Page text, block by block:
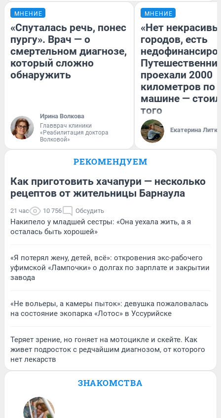
МНЕНИЕ
«Спуталась речь, понес
пургу». Врач — о
смертельном диагнозе,
который сложно
обнаружить
Ирина Волкова
Главврач клиники
«Реабилитация доктора
Волковой»
МНЕНИЕ
«Нет
городов, есть
проехали 2000
километров по
машине —
того
Екатерина
РЕКОМЕНДУЕМ
Как приготовить хачапури — несколько
рецептов от жительницы Барнаула
21 час 10 756 Обсудить
Накипело у младшей сестры: «Она уехала жить, а я
осталась быть хорошей»
«Я потерял жену, детей, всё»: откровения экс-рабочего
уфимской «Лампочки» о долгах по зарплате и закрытии
завода
«Не вольеры, а камеры пыток»: девушка пожаловалась
на состояние экопарка «Лотос» в Уссурийске
Теряет зрение, но гоняет на мотоцикле и скейте. Как
живет подросток с редчайшим диагнозом, от которого
нет лекарств
ЗНАКОМСТВА